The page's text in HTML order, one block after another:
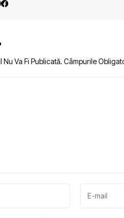
Nu Va Fi Publicată. Câmpurile